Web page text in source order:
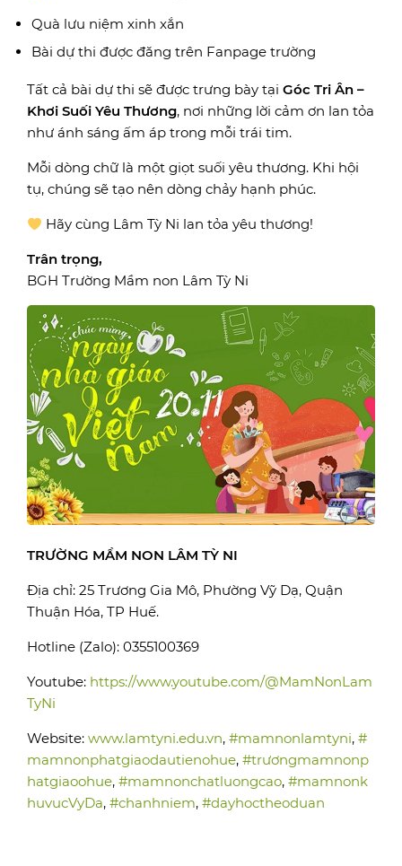
Quà lưu niệm xinh xắn
Bài dự thi được đăng trên Fanpage trường
Tất cả bài dự thi sẽ được trưng bày tại Góc Tri Ân –
Khơi Suối Yêu Thương, nơi những lời cảm ơn lan tỏa
như ánh sáng ấm áp trong mỗi trái tim.
Mỗi dòng chữ là một giọt suối yêu thương. Khi hội
tụ, chúng sẽ tạo nên dòng chảy hạnh phúc.
Hãy cùng Lâm Tỳ Ni lan tỏa yêu thương!
Trân trọng,
BGH Trường Mầm non Lâm Tỳ Ni
TRƯỜNG MẦM NON LÂM TỲ NI
Địa chỉ: 25 Trương Gia Mô, Phường Vỹ Dạ, Quận
Thuận Hóa, TP Huế.
Hotline (Zalo): 0355100369
Youtube: https://www.youtube.com/@MamNonLam
TyNi
Website: www.lamtyni.edu.vn, #mamnonlamtyni, #
mamnonphatgiaodautienohue, #trươngmamnonp
hatgiaoohue, #mamnonchatluongcao, #mamnonk
huvucVyDa, #chanhniem, #dayhoctheoduan